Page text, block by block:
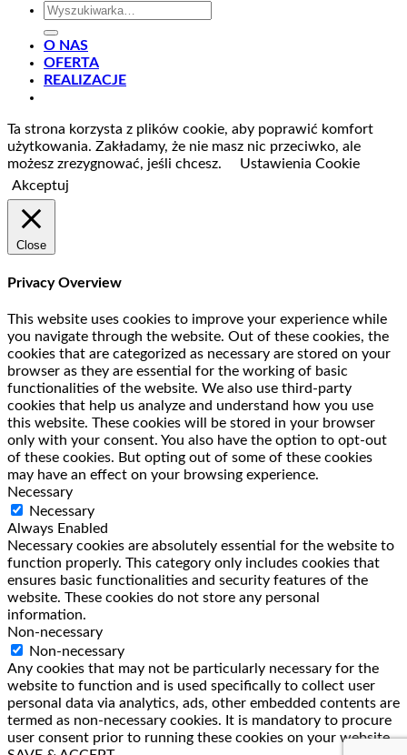
Szukaj:
O NAS
OFERTA
REALIZACJE
Ta strona korzysta z plików cookie, aby poprawić komfort
użytkowania. Zakładamy, że nie masz nic przeciwko, ale
możesz zrezygnować, jeśli chcesz.
Ustawienia Cookie
Akceptuj
Close
Privacy Overview
This website uses cookies to improve your experience while
you navigate through the website. Out of these cookies, the
cookies that are categorized as necessary are stored on your
browser as they are essential for the working of basic
functionalities of the website. We also use third-party
cookies that help us analyze and understand how you use
this website. These cookies will be stored in your browser
only with your consent. You also have the option to opt-out
of these cookies. But opting out of some of these cookies
may have an effect on your browsing experience.
Necessary
Necessary
Always Enabled
Necessary cookies are absolutely essential for the website to
function properly. This category only includes cookies that
ensures basic functionalities and security features of the
website. These cookies do not store any personal
information.
Non-necessary
Non-necessary
Any cookies that may not be particularly necessary for the
website to function and is used specifically to collect user
personal data via analytics, ads, other embedded contents are
termed as non-necessary cookies. It is mandatory to procure
user consent prior to running these cookies on your website.